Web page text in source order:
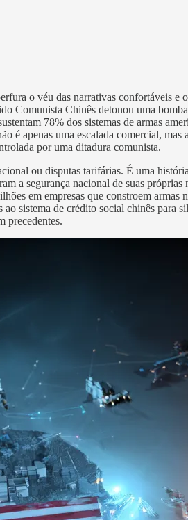
o véu das narrativas confortáveis
Comunista Chinês detonou uma
78% dos sistemas de armas
é apenas uma escalada comercial,
por uma ditadura comunista.
ou disputas tarifárias. É uma
a segurança nacional de suas
em empresas que constroem
sistema de crédito social chinês para
precedentes.